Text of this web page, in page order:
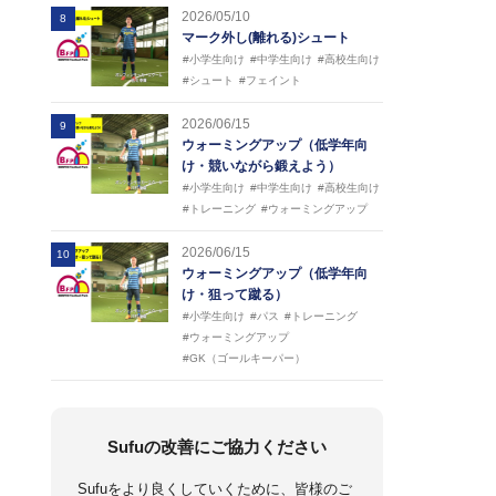
8
2026/05/10
マーク外し(離れる)シュート
#小学生向け #中学生向け #高校生向け
#シュート
#フェイント
9
2026/06/15
ウォーミングアップ（低学年向
け・競いながら鍛えよう）
#小学生向け #中学生向け #高校生向け
#トレーニング #ウォーミングアップ
10
2026/06/15
ウォーミングアップ（低学年向
け・狙って蹴る）
#小学生向け #パス
#トレーニング
#ウォーミングアップ
#GK（ゴールキーパー）
Sufuの改善にご協力ください
Sufuをより良くしていくために、皆様のご